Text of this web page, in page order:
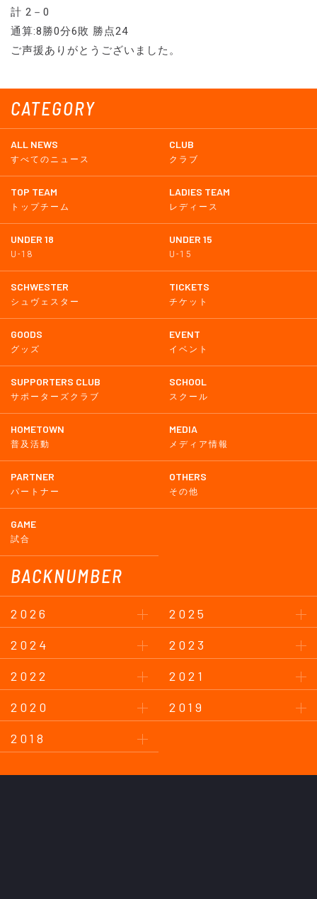
CATEGORY
ALL NEWS
すべてのニュース
CLUB
クラブ
TOP TEAM
トップチーム
LADIES TEAM
レディース
UNDER 18
U-18
UNDER 15
U-15
SCHWESTER
シュヴェスター
TICKETS
チケット
GOODS
グッズ
EVENT
イベント
SUPPORTERS CLUB
サポーターズクラブ
SCHOOL
スクール
HOMETOWN
普及活動
MEDIA
メディア情報
PARTNER
パートナー
OTHERS
その他
GAME
試合
BACKNUMBER
2026
2025
2024
2023
2022
2021
2020
2019
2018
計 2－0
通算:8勝0分6敗 勝点24
ご声援ありがとうございました。